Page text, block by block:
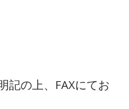
記の上、FAXにてお